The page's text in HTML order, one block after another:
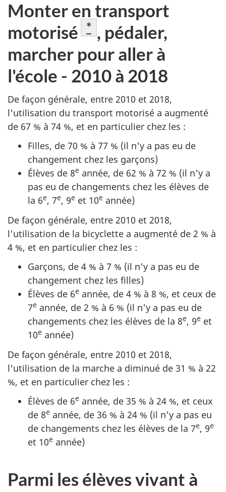
Monter en transport
motorisé Note de bas de page
* , pédaler,
marcher pour aller à
l'école - 2010 à 2018
De façon générale, entre 2010 et 2018,
l'utilisation du transport motorisé a augmenté
de 67 % à 74 %, et en particulier chez les :
Filles, de 70 % à 77 % (il n'y a pas eu de
changement chez les garçons)
Élèves de 8e année, de 62 % à 72 % (il n'y a
pas eu de changements chez les élèves de
la 6e, 7e, 9e et 10e année)
De façon générale, entre 2010 et 2018,
l'utilisation de la bicyclette a augmenté de 2 % à
4 %, et en particulier chez les :
Garçons, de 4 % à 7 % (il n'y a pas eu de
changement chez les filles)
Élèves de 6e année, de 4 % à 8 %, et ceux de
7e année, de 2 % à 6 % (il n'y a pas eu de
changements chez les élèves de la 8e, 9e et
10e année)
De façon générale, entre 2010 et 2018,
l'utilisation de la marche a diminué de 31 % à 22
%, et en particulier chez les :
Élèves de 6e année, de 35 % à 24 %, et ceux
de 8e année, de 36 % à 24 % (il n'y a pas eu
de changements chez les élèves de la 7e, 9e
et 10e année)
Parmi les élèves vivant à